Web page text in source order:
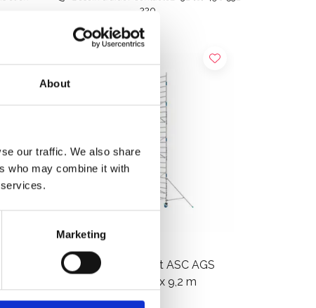
About
our traffic. We also share
who may combine it with
Marketing
330
Échafaudage roulant ASC AGS
Pro single 135 x 250 x 9,2 m
hauteur travail